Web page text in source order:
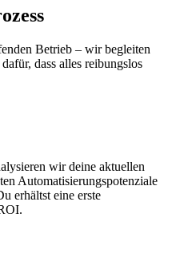
Betrieb – wir begleiten
dass alles reibungslos
wir deine aktuellen
Automatisierungspotenziale
erhältst eine erste